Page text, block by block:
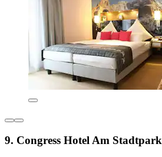
9. Congress Hotel Am Stadtpark